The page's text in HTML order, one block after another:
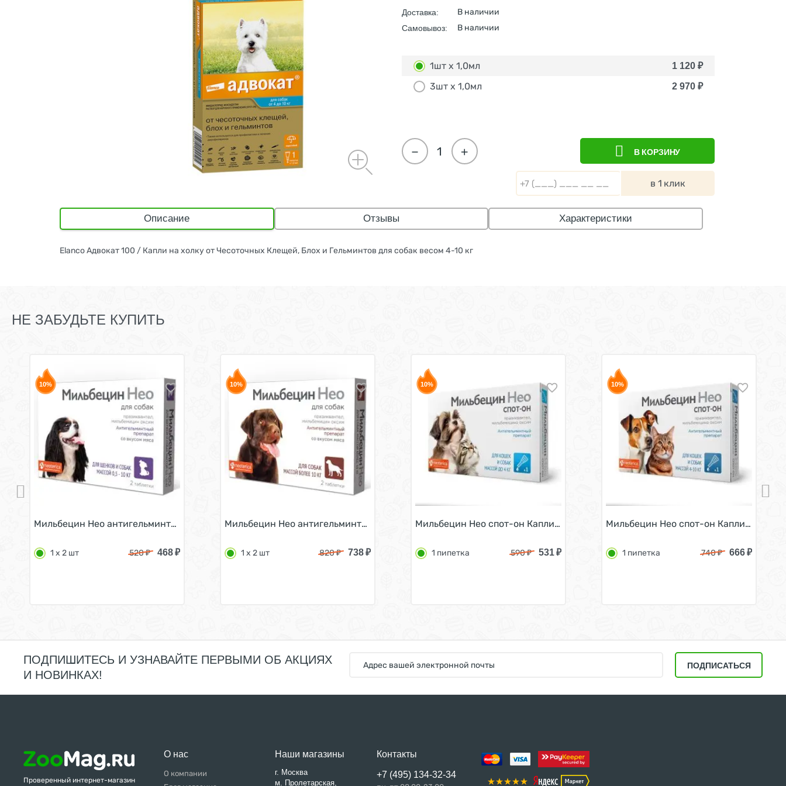
Доставка: В наличии
Самовывоз: В наличии
1шт х 1,0мл 1 120 ₽
3шт x 1,0мл 2 970 ₽
+
− В КОРЗИНУ
в 1 клик
Описание Отзывы Характеристики
Elanco Адвокат 100 / Капли на холку от Чесоточных Клещей, Блох и Гельминтов для собак весом 4-10 кг
НЕ ЗАБУДЬТЕ КУПИТЬ
10%
Мильбецин Нео антигельминтик для щенков и собак весом 0,5 - 10 кг 1 х 2 шт
1 х 2 шт 520₽ 468₽
10%
Мильбецин Нео антигельминтик для собак весом более 10 кг 1 х 2 шт
1 х 2 шт 820₽ 738₽
10%
Мильбецин Нео спот-он Капли антигельминтные для кошек и собак до 4 кг 1
1 пипетка 590₽ 531₽
10%
Мильбецин Нео спот-он Капли
1 пипетка 740₽ 666₽
ПОДПИШИТЕСЬ И УЗНАВАЙТЕ ПЕРВЫМИ ОБ АКЦИЯХ
И НОВИНКАХ!
ПОДПИСАТЬСЯ
Проверенный интернет-магазин
О нас
О компании
Наши магазины
г. Москва
м. Пролетарская,
Контакты
+7 (495) 134-32-34